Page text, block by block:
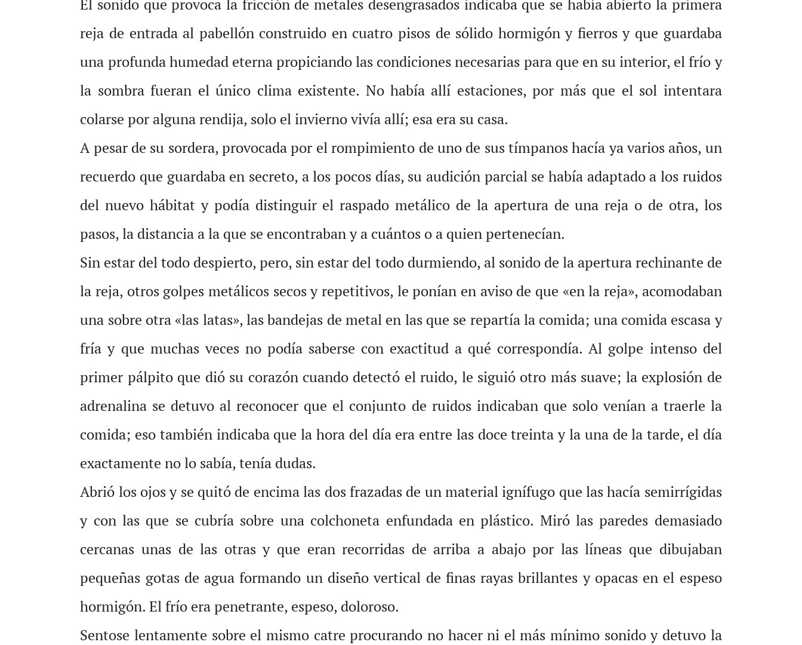
El sonido que provoca la fricción de metales desengrasados indicaba que se había abierto la primera
reja de entrada al pabellón construido en cuatro pisos de sólido hormigón y fierros y que guardaba
una profunda humedad eterna propiciando las condiciones necesarias para que en su interior, el frío y
la sombra fueran el único clima existente. No había allí estaciones, por más que el sol intentara
colarse por alguna rendija, solo el invierno vivía allí; esa era su casa.
A pesar de su sordera, provocada por el rompimiento de uno de sus tímpanos hacía ya varios años, un
recuerdo que guardaba en secreto, a los pocos días, su audición parcial se había adaptado a los ruidos
del nuevo hábitat y podía distinguir el raspado metálico de la apertura de una reja o de otra, los
pasos, la distancia a la que se encontraban y a cuántos o a quien pertenecían.
Sin estar del todo despierto, pero, sin estar del todo durmiendo, al sonido de la apertura rechinante de
la reja, otros golpes metálicos secos y repetitivos, le ponían en aviso de que «en la reja», acomodaban
una sobre otra «las latas», las bandejas de metal en las que se repartía la comida; una comida escasa y
fría y que muchas veces no podía saberse con exactitud a qué correspondía. Al golpe intenso del
primer pálpito que dió su corazón cuando detectó el ruido, le siguió otro más suave; la explosión de
adrenalina se detuvo al reconocer que el conjunto de ruidos indicaban que solo venían a traerle la
comida; eso también indicaba que la hora del día era entre las doce treinta y la una de la tarde, el día
exactamente no lo sabía, tenía dudas.
Abrió los ojos y se quitó de encima las dos frazadas de un material ignífugo que las hacía semirrígidas
y con las que se cubría sobre una colchoneta enfundada en plástico. Miró las paredes demasiado
cercanas unas de las otras y que eran recorridas de arriba a abajo por las líneas que dibujaban
pequeñas gotas de agua formando un diseño vertical de finas rayas brillantes y opacas en el espeso
hormigón. El frío era penetrante, espeso, doloroso.
Sentose lentamente sobre el mismo catre procurando no hacer ni el más mínimo sonido y detuvo la